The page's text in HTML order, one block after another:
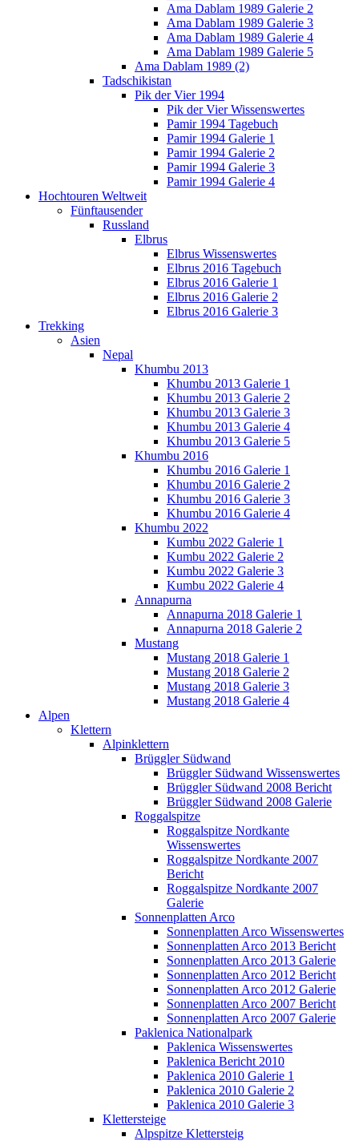
Ama Dablam 1989 Galerie 2
Ama Dablam 1989 Galerie 3
Ama Dablam 1989 Galerie 4
Ama Dablam 1989 Galerie 5
Ama Dablam 1989 (2)
Tadschikistan
Pik der Vier 1994
Pik der Vier Wissenswertes
Pamir 1994 Tagebuch
Pamir 1994 Galerie 1
Pamir 1994 Galerie 2
Pamir 1994 Galerie 3
Pamir 1994 Galerie 4
Hochtouren Weltweit
Fünftausender
Russland
Elbrus
Elbrus Wissenswertes
Elbrus 2016 Tagebuch
Elbrus 2016 Galerie 1
Elbrus 2016 Galerie 2
Elbrus 2016 Galerie 3
Trekking
Asien
Nepal
Khumbu 2013
Khumbu 2013 Galerie 1
Khumbu 2013 Galerie 2
Khumbu 2013 Galerie 3
Khumbu 2013 Galerie 4
Khumbu 2013 Galerie 5
Khumbu 2016
Khumbu 2016 Galerie 1
Khumbu 2016 Galerie 2
Khumbu 2016 Galerie 3
Khumbu 2016 Galerie 4
Khumbu 2022
Kumbu 2022 Galerie 1
Kumbu 2022 Galerie 2
Kumbu 2022 Galerie 3
Kumbu 2022 Galerie 4
Annapurna
Annapurna 2018 Galerie 1
Annapurna 2018 Galerie 2
Mustang
Mustang 2018 Galerie 1
Mustang 2018 Galerie 2
Mustang 2018 Galerie 3
Mustang 2018 Galerie 4
Alpen
Klettern
Alpinklettern
Brüggler Südwand
Brüggler Südwand Wissenswertes
Brüggler Südwand 2008 Bericht
Brüggler Südwand 2008 Galerie
Roggalspitze
Roggalspitze Nordkante
Wissenswertes
Roggalspitze Nordkante 2007
Bericht
Roggalspitze Nordkante 2007
Galerie
Sonnenplatten Arco
Sonnenplatten Arco Wissenswertes
Sonnenplatten Arco 2013 Bericht
Sonnenplatten Arco 2013 Galerie
Sonnenplatten Arco 2012 Bericht
Sonnenplatten Arco 2012 Galerie
Sonnenplatten Arco 2007 Bericht
Sonnenplatten Arco 2007 Galerie
Paklenica Nationalpark
Paklenica Wissenswertes
Paklenica Bericht 2010
Paklenica 2010 Galerie 1
Paklenica 2010 Galerie 2
Paklenica 2010 Galerie 3
Klettersteige
Alpspitze Klettersteig